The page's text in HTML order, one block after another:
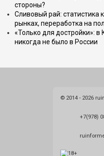
стороны?
Сливовый рай: статистика
рынках, переработка на
«Только для достройки»: в
никогда не было в России
© 2014 - 2026
+7(978)